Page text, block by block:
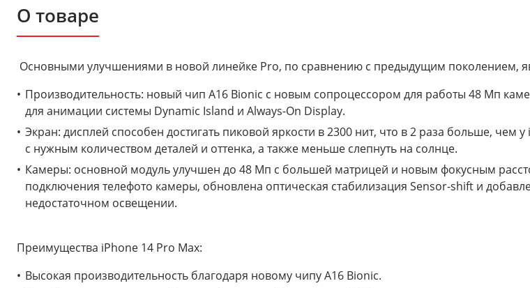
О товаре
Основными улучшениями в новой линейке Pro, по сравнению с предыдущим поколением,
Производительность: новый чип A16 Bionic с новым сопроцессором для работы 48 Мп
для анимации системы Dynamic Island и Always-On Display.
Экран: дисплей способен достигать пиковой яркости в 2300 нит, что в 2 раза больше,
с нужным количеством деталей и оттенка, а также меньше слепнуть на солнце.
Камеры: основной модуль улучшен до 48 Мп с большей матрицей и новым фокусным
подключения телефото камеры, обновлена оптическая стабилизация Sensor-shift и
недостаточном освещении.
Преимущества iPhone 14 Pro Max:
Высокая производительность благодаря новому чипу A16 Bionic.